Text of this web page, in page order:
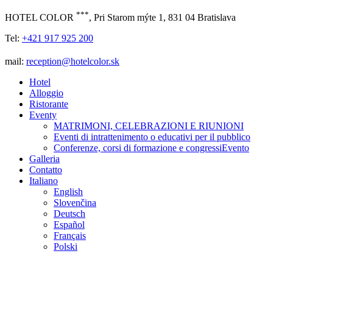
HOTEL COLOR ***, Pri Starom mýte 1, 831 04 Bratislava
Tel: +421 917 925 200
mail: reception@hotelcolor.sk
Hotel
Alloggio
Ristorante
Eventy
MATRIMONI, CELEBRAZIONI E RIUNIONI
Eventi di intrattenimento o educativi per il pubblico
Conferenze, corsi di formazione e congressiEvento
Galleria
Contatto
Italiano
English
Slovenčina
Deutsch
Español
Français
Polski